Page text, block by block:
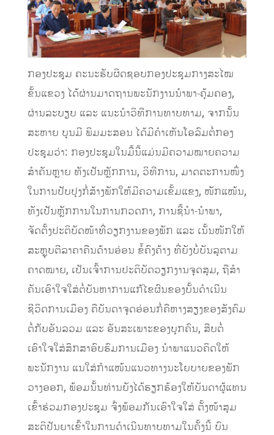
ກອງປະຊຸມ ຄະນະຮັບຜິດຊອບກອງປະຊຸມກາງສະໄໝ
ຂັ້ນແຂວງ ໄດ້ຜ່ານມາດຖານພະນັກງານນໍາພາ-ຄຸ້ມຄອງ,
ຜ່ານລະບຽບ ແລະ ແນະນຳວິທີການທາບທາມ, ຈາກນັ້ນ
ສະຫາຍ ບຸນມີ ພິມມະສອນ ໄດ້ມີຄຳເຫັນໂອລົມຕໍ່ກອງ
ປະຊຸມວ່າ: ກອງປະຊຸມໃນມື້ນີ້ແມ່ນມີຄວາມໝາຍຄວາມ
ສຳຄັນຫຼາຍ ທັງເປັນຫຼັກການ, ວິທີການ, ມາດຕະການໜຶ່ງ
ໃນການປັບປຸງກໍ່ສ້າງພັກໃຫ້ມີຄວາມເຂັ້ມແຂງ, ໜັກແໜ້ນ,
ທັງເປັນຫຼັກການໃນການກວດກາ, ການຊີ້ນຳ-ນຳພາ,
ຈັດຕັ້ງປະຕິບັດໜ້າທີ່ວຽກງານຂອງພັກ ແລະ ເນັ້ນໜັກໃຫ້
ສະຫຼຸບຕີລາຄາຄືນດ້ານອ່ອນ ຂໍ້ຄົງຄ້າງ ທີ່ຍັງບໍ່ບັນລຸຕາມ
ຄາດໝາຍ, ເປັນເຈົ້າການປະຕິບັດວຽກງານຈຸດສຸມ, ຖືສໍາ
ຄັນເອົາໃຈໃສ່ຕໍ່ບັນຫາການແກ້ໄຂຜົນຂອງບັ້ນດຳເນີນ
ຊີວິດການເມືອງ ຄືບັນດາຈຸດອ່ອນກໍ່ຄືຫາງສຽງຂອງສັງຄົມ
ຕໍ່ກັບອັນລວມ ແລະ ອັນສະເພາະຂອງບຸກຄົນ, ສືບຕໍ່
ເອົາໃຈໃສ່ສຶກສາອົບຮົມການເມືອງ ນຳພາແນວຄິດໃຫ້
ພະນັກງານ ແນໃສ່ກຳແໜ້ນແນວທາງນະໂຍບາຍຂອງພັກ
ວາງອອກ, ພ້ອມນັ້ນທ່ານຍັງໄດ້ຮຽກຮ້ອງໃຫ້ບັນດາຜູ້ແທນ
ເຂົ້າຮ່ວມກອງປະຊຸມ ຈົ່ງພ້ອມກັນເອົາໃຈໃສ່ ຕັ້ງໜ້າສຸມ
ສະຕິປັນຍາເຂົ້າໃນການດຳເນີນທາບທາມໃນຄັ້ງນີ້ ບົນ